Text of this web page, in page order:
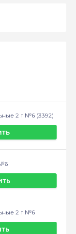
2 г №6 (3392)
2 г №6